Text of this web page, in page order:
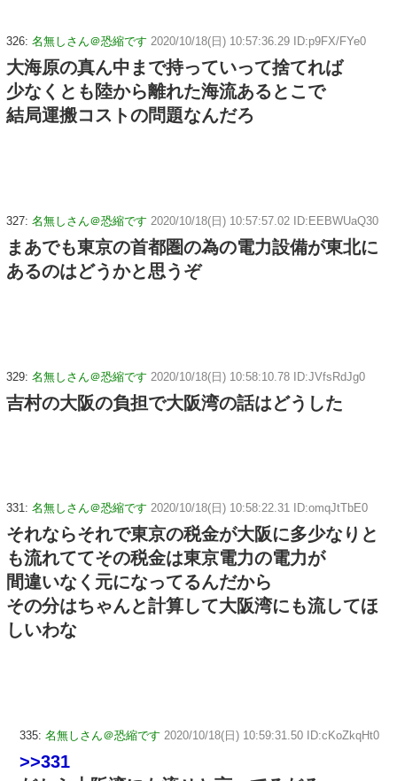
326: 名無しさん＠恐縮です 2020/10/18(日) 10:57:36.29 ID:p9FX/FYe0
大海原の真ん中まで持っていって捨てれば
少なくとも陸から離れた海流あるとこで
結局運搬コストの問題なんだろ
327: 名無しさん＠恐縮です 2020/10/18(日) 10:57:57.02 ID:EEBWUaQ30
まあでも東京の首都圏の為の電力設備が東北に
あるのはどうかと思うぞ
329: 名無しさん＠恐縮です 2020/10/18(日) 10:58:10.78 ID:JVfsRdJg0
吉村の大阪の負担で大阪湾の話はどうした
331: 名無しさん＠恐縮です 2020/10/18(日) 10:58:22.31 ID:omqJtTbE0
それならそれで東京の税金が大阪に多少なりと
も流れててその税金は東京電力の電力が
間違いなく元になってるんだから
その分はちゃんと計算して大阪湾にも流してほ
しいわな
335: 名無しさん＠恐縮です 2020/10/18(日) 10:59:31.50 ID:cKoZkqHt0
>>331